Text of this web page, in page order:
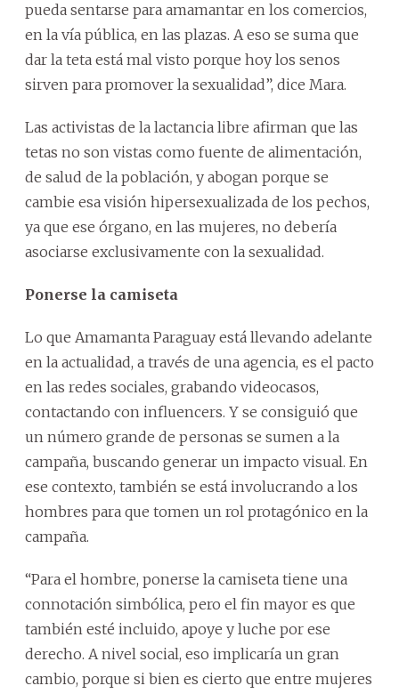
pueda sentarse para amamantar en los comercios,
en la vía pública, en las plazas. A eso se suma que
dar la teta está mal visto porque hoy los senos
sirven para promover la sexualidad”, dice Mara.
Las activistas de la lactancia libre afirman que las
tetas no son vistas como fuente de alimentación,
de salud de la población, y abogan porque se
cambie esa visión hipersexualizada de los pechos,
ya que ese órgano, en las mujeres, no debería
asociarse exclusivamente con la sexualidad.
Ponerse la camiseta
Lo que Amamanta Paraguay está llevando adelante
en la actualidad, a través de una agencia, es el pacto
en las redes sociales, grabando videocasos,
contactando con influencers. Y se consiguió que
un número grande de personas se sumen a la
campaña, buscando generar un impacto visual. En
ese contexto, también se está involucrando a los
hombres para que tomen un rol protagónico en la
campaña.
“Para el hombre, ponerse la camiseta tiene una
connotación simbólica, pero el fin mayor es que
también esté incluido, apoye y luche por ese
derecho. A nivel social, eso implicaría un gran
cambio, porque si bien es cierto que entre mujeres